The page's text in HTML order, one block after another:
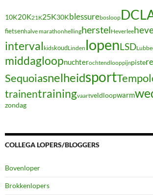
10K20K21K25K30Kblessurebosloop
fietsenhalve marathonhellingherstelHeverlee
interval kidskoudLinden lopenLSD
middagloopnuchterochtendlooppijnpiste
Sequoiasnelheidsport
trainentrainingvaartveldloopwarm
zondag
COLLEGA LOPERS/BLOGGERS
Bovenloper
Brokkenlopers